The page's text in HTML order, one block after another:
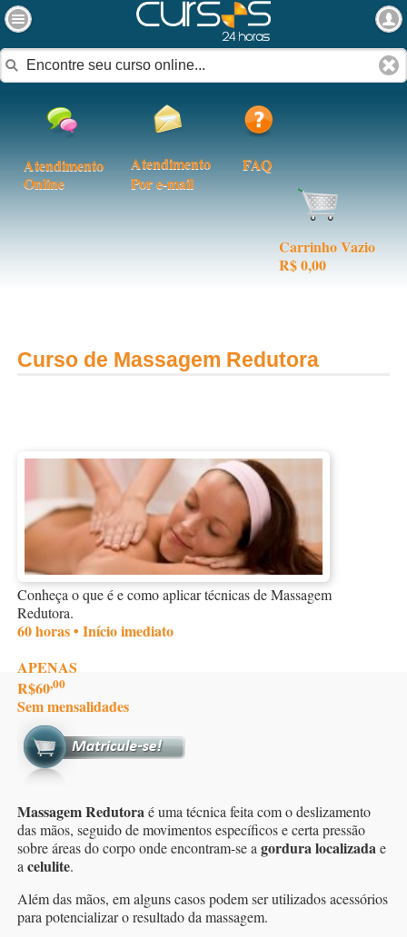
Atendimento
Online
Atendimento
Por e-mail
FAQ
Carrinho Vazio
R$ 0,00
Curso de Massagem Redutora
Conheça o que é e como aplicar técnicas de Massagem
Redutora.
60 horas • Início imediato
APENAS
R$60,00
Sem mensalidades
Massagem Redutoraé uma técnica feita com o deslizamento
das mãos, seguido de movimentos específicos e certa pressão
sobre áreas do corpo onde encontram-se a gordura localizadae
a celulite.
Além das mãos, em alguns casos podem ser utilizados acessórios
para potencializar o resultado da massagem.